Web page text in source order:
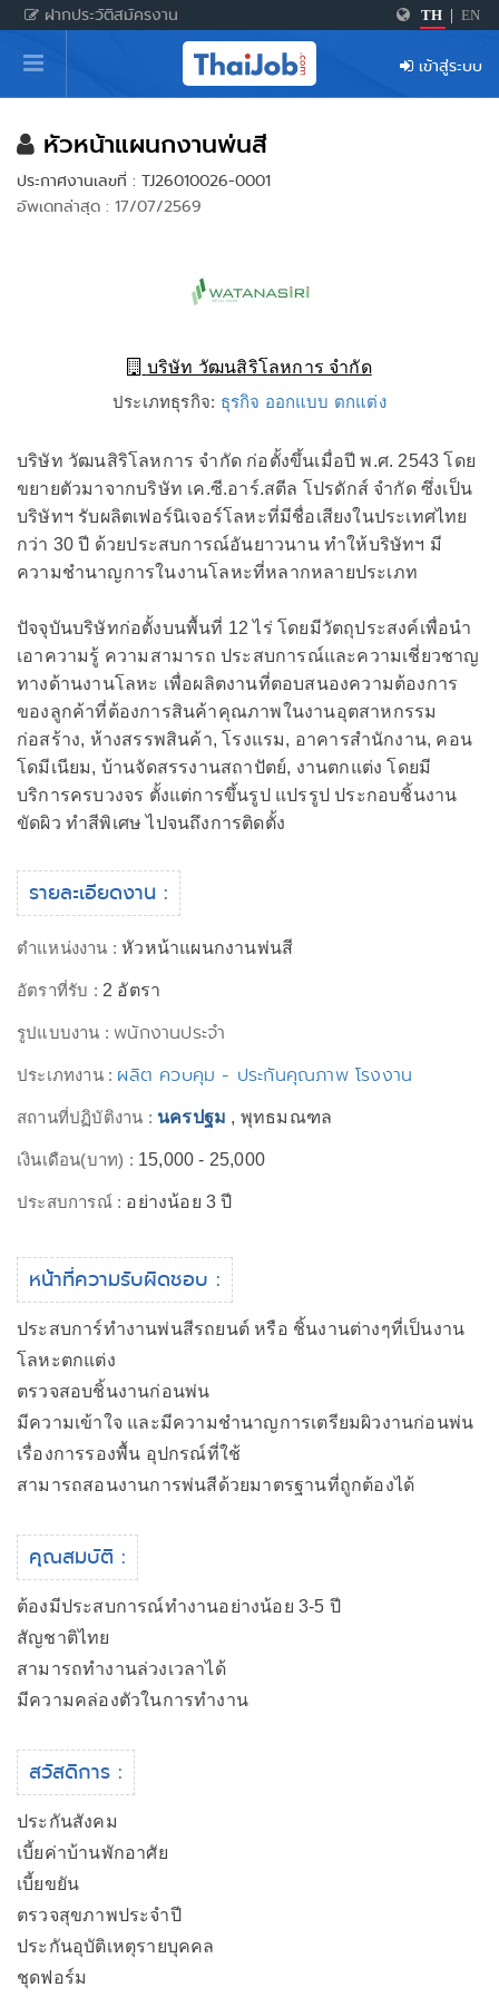
ฝากประวัติสมัครงาน TH EN
หน้าหลัก
ผู้สมัครงาน: เข้าสู่ระบบ
ฝากประวัติสมัครงาน
เกร็ดความรู้
สำหรับผู้ประกอบการ
เข้าสู่ระบบ
หัวหน้าแผนกงานพ่นสี
ประกาศงานเลขที่ : TJ26010026-0001
อัพเดทล่าสุด : 17/07/2569
บริษัท วัฒนสิริโลหการ จำกัด
ประเภทธุรกิจ: ธุรกิจ ออกแบบ ตกแต่ง
บริษัท วัฒนสิริโลหการ จำกัด ก่อตั้งขึ้นเมื่อปี พ.ศ. 2543 โดย
ขยายตัวมาจากบริษัท เค.ซี.อาร์.สตีล โปรดักส์ จำกัด ซึ่งเป็น
บริษัทฯ รับผลิตเฟอร์นิเจอร์โลหะที่มีชื่อเสียงในประเทศไทย
กว่า 30 ปี ด้วยประสบการณ์อันยาวนาน ทำให้บริษัทฯ มี
ความชำนาญการในงานโลหะที่หลากหลายประเภท
ปัจจุบันบริษัทก่อตั้งบนพื้นที่ 12 ไร่ โดยมีวัตถุประสงค์เพื่อนำ
เอาความรู้ ความสามารถ ประสบการณ์และความเชี่ยวชาญ
ทางด้านงานโลหะ เพื่อผลิตงานที่ตอบสนองความต้องการ
ของลูกค้าที่ต้องการสินค้าคุณภาพในงานอุตสาหกรรม
ก่อสร้าง, ห้างสรรพสินค้า, โรงแรม, อาคารสำนักงาน, คอน
โดมีเนียม, บ้านจัดสรรงานสถาปัตย์, งานตกแต่ง โดยมี
บริการครบวงจร ตั้งแต่การขึ้นรูป แปรรูป ประกอบชิ้นงาน
ขัดผิว ทำสีพิเศษ ไปจนถึงการติดตั้ง
รายละเอียดงาน :
ตำแหน่งงาน :หัวหน้าแผนกงานพ่นสี
อัตราที่รับ : 2 อัตรา
รูปแบบงาน :พนักงานประจำ
ประเภทงาน : ผลิต ควบคุม - ประกันคุณภาพ โรงงาน
สถานที่ปฏิบัติงาน : นครปฐม , พุทธมณฑล
เงินเดือน(บาท) : 15,000 - 25,000
ประสบการณ์ : อย่างน้อย 3 ปี
หน้าที่ความรับผิดชอบ :
ประสบการ์ทำงานพ่นสีรถยนต์ หรือ ชิ้นงานต่างๆที่เป็นงาน
โลหะตกแต่ง
ตรวจสอบชิ้นงานก่อนพ่น
มีความเข้าใจ และมีความชำนาญการเตรียมผิวงานก่อนพ่น
เรื่องการรองพื้น อุปกรณ์ที่ใช้
สามารถสอนงานการพ่นสีด้วยมาตรฐานที่ถูกต้องได้
คุณสมบัติ :
ต้องมีประสบการณ์ทำงานอย่างน้อย 3-5 ปี
สัญชาติไทย
สามารถทำงานล่วงเวลาได้
มีความคล่องตัวในการทำงาน
สวัสดิการ :
ประกันสังคม
เบี้ยค่าบ้านพักอาศัย
เบี้ยขยัน
ตรวจสุขภาพประจำปี
ประกันอุบัติเหตุรายบุคคล
ชุดฟอร์ม